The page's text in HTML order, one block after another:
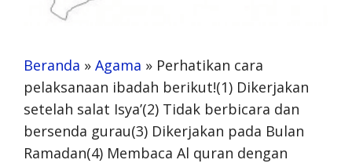
Beranda » Agama » Perhatikan cara
pelaksanaan ibadah berikut!(1) Dikerjakan
setelah salat Isya’(2) Tidak berbicara dan
bersenda gurau(3) Dikerjakan pada Bulan
Ramadan(4) Membaca Al quran dengan